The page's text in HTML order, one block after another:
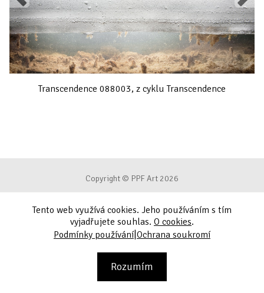
Transcendence 088003, z cyklu Transcendence
Copyright © PPF Art 2026
Podmínky používání
Ochrana soukromí
Tento web využívá cookies. Jeho používáním s tím
vyjadřujete souhlas. O cookies.
Podmínky používání|Ochrana soukromí
Rozumím